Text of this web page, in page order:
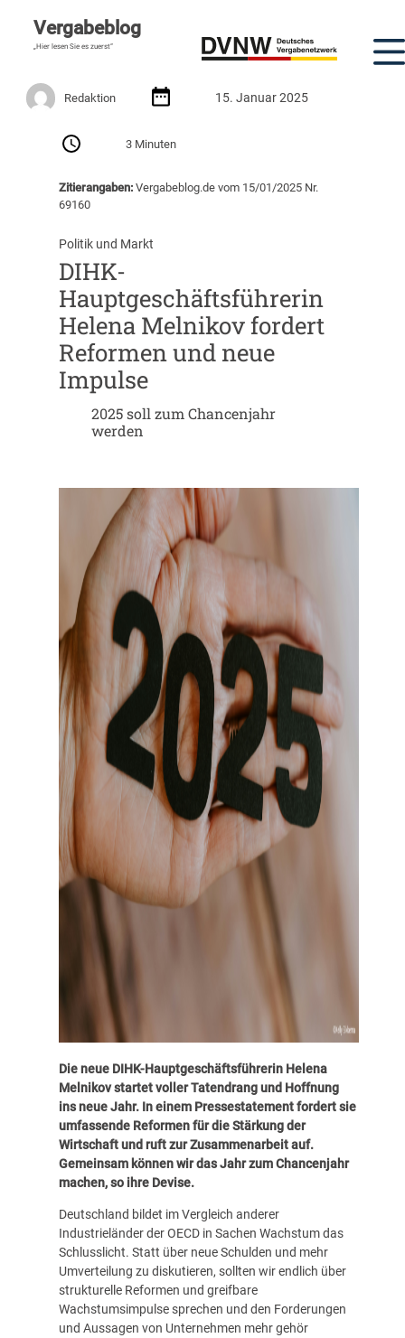
Vergabeblog
„Hier lesen Sie es zuerst“
Redaktion 15. Januar 2025
3 Minuten
Zitierangaben:Vergabeblog.de vom 15/01/2025 Nr.
69160
Politik und Markt
DIHK-
Hauptgeschäftsführerin
Helena Melnikov fordert
Reformen und neue
Impulse
2025 soll zum Chancenjahr
werden
Die neue DIHK-Hauptgeschäftsführerin Helena
Melnikov startet voller Tatendrang und Hoffnung
ins neue Jahr. In einem Pressestatement fordert sie
umfassende Reformen für die Stärkung der
Wirtschaft und ruft zur Zusammenarbeit auf.
Gemeinsam können wir das Jahr zum Chancenjahr
machen, so ihre Devise.
Deutschland bildet im Vergleich anderer
Industrieländer der OECD in Sachen Wachstum das
Schlusslicht. Statt über neue Schulden und mehr
Umverteilung zu diskutieren, sollten wir endlich über
strukturelle Reformen und greifbare
Wachstumsimpulse sprechen und den Forderungen
und Aussagen von Unternehmen mehr gehör